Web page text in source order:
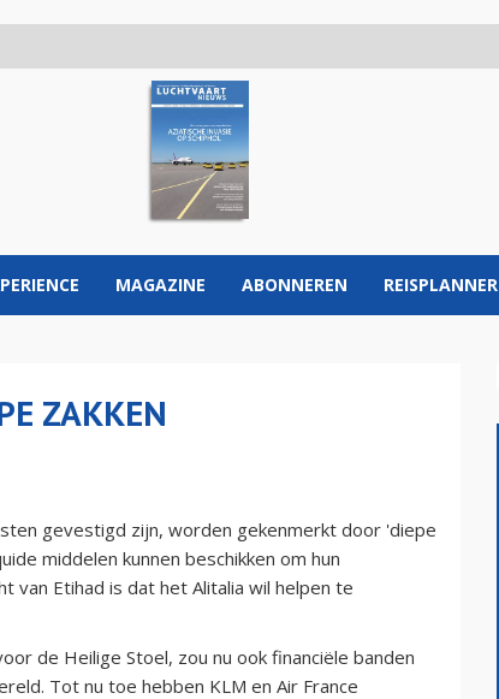
MAGAZINE ABONNEREN REISPLANNER
ZAKKEN
gevestigd zijn, worden gekenmerkt door 'diepe
middelen kunnen beschikken om hun
Etihad is dat het Alitalia wil helpen te
de Heilige Stoel, zou nu ook financiële banden
Tot nu toe hebben KLM en Air France